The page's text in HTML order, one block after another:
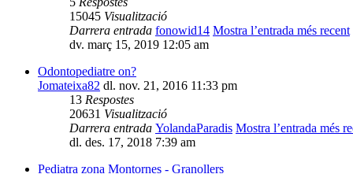
15045 Visualització
Darrera entrada fonowid14 Mostra l’entrada més recent
dv. març 15, 2019 12:05 am
Odontopediatre on?
Jomateixa82 dl. nov. 21, 2016 11:33 pm
13 Respostes
20631 Visualització
Darrera entrada YolandaParadis Mostra l’entrada més
dl. des. 17, 2018 7:39 am
Pediatra zona Montornes - Granollers